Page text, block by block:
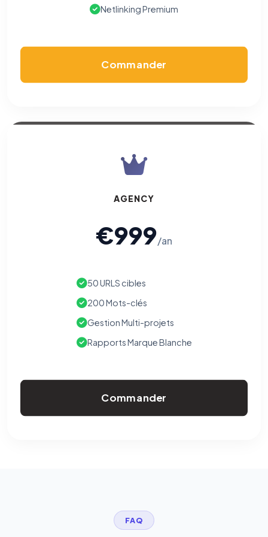
Netlinking Premium
Commander
AGENCY
€999/an
50 URLS cibles
200 Mots-clés
Gestion Multi-projets
Rapports Marque Blanche
Commander
FAQ